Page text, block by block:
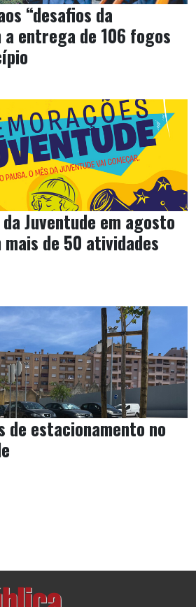
“desafios da
a entrega de 106 fogos
Juventude em agosto
de 50 atividades
de estacionamento no